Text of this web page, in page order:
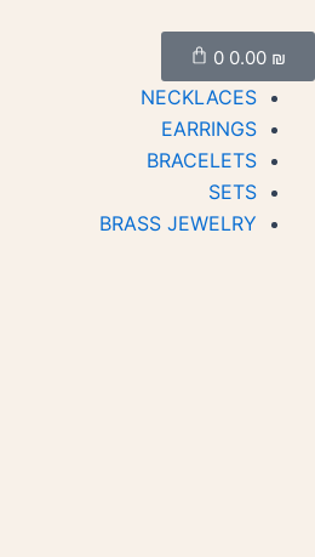
0.00 ₪
0
Cart
NECKLACES
EARRINGS
BRACELETS
SETS
BRASS JEWELRY